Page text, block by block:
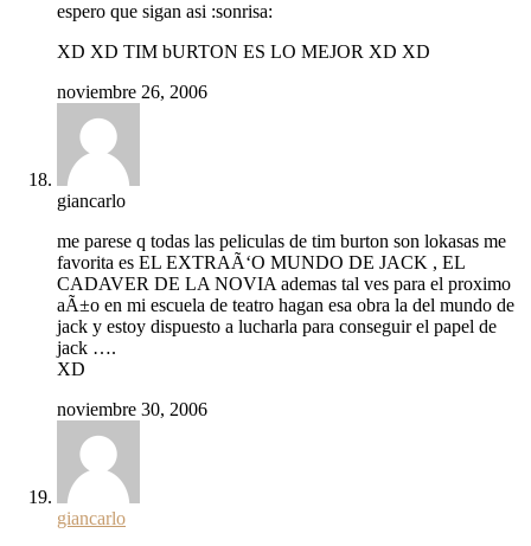
espero que sigan asi :sonrisa:
XD XD TIM bURTON ES LO MEJOR XD XD
noviembre 26, 2006
giancarlo
me parese q todas las peliculas de tim burton son lokasas me
favorita es EL EXTRAÃ‘O MUNDO DE JACK , EL
CADAVER DE LA NOVIA ademas tal ves para el proximo
aÃ±o en mi escuela de teatro hagan esa obra la del mundo de
jack y estoy dispuesto a lucharla para conseguir el papel de
jack ….
XD
noviembre 30, 2006
giancarlo